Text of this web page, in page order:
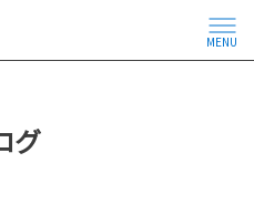
MENU
グ